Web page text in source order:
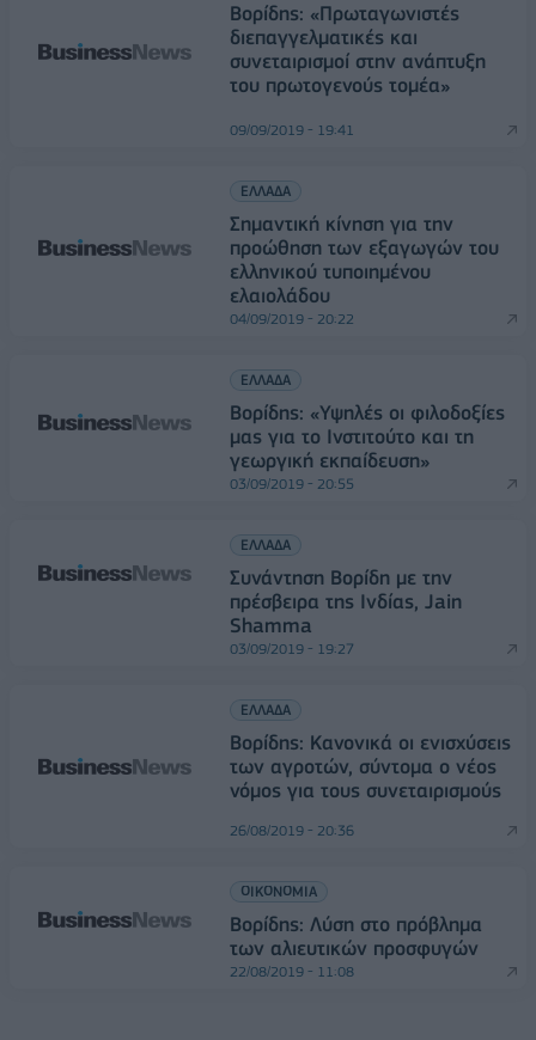
Βορίδης: «Πρωταγωνιστές
διεπαγγελματικές και
συνεταιρισμοί στην ανάπτυξη
του πρωτογενούς τομέα»
09/09/2019 - 19:41
ΕΛΛΑΔΑ
Σημαντική κίνηση για την
προώθηση των εξαγωγών του
ελληνικού τυποιημένου
ελαιολάδου
04/09/2019 - 20:22
ΕΛΛΑΔΑ
Βορίδης: «Υψηλές οι φιλοδοξίες
μας για το Ινστιτούτο και τη
γεωργική εκπαίδευση»
03/09/2019 - 20:55
ΕΛΛΑΔΑ
Συνάντηση Βορίδη με την
πρέσβειρα της Ινδίας, Jain
Shamma
03/09/2019 - 19:27
ΕΛΛΑΔΑ
Βορίδης: Κανονικά οι ενισχύσεις
των αγροτών, σύντομα ο νέος
νόμος για τους συνεταιρισμούς
26/08/2019 - 20:36
ΟΙΚΟΝΟΜΙΑ
Βορίδης: Λύση στο πρόβλημα
των αλιευτικών προσφυγών
22/08/2019 - 11:08